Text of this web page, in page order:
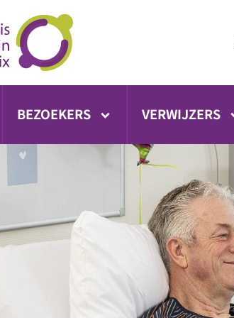
BEZOEKERS VERWIJZERS